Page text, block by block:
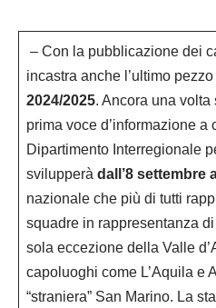
– Con la pubblicazione dei
incastra anche l’ultimo
2024/2025. Ancora una
prima voce d’informazione a
Dipartimento Interregionale
svilupperà dall’8 settembre
nazionale che più di tutti
squadre in rappresentanza
sola eccezione della Valle
capoluoghi come L’Aquila e
“straniera” San Marino. La